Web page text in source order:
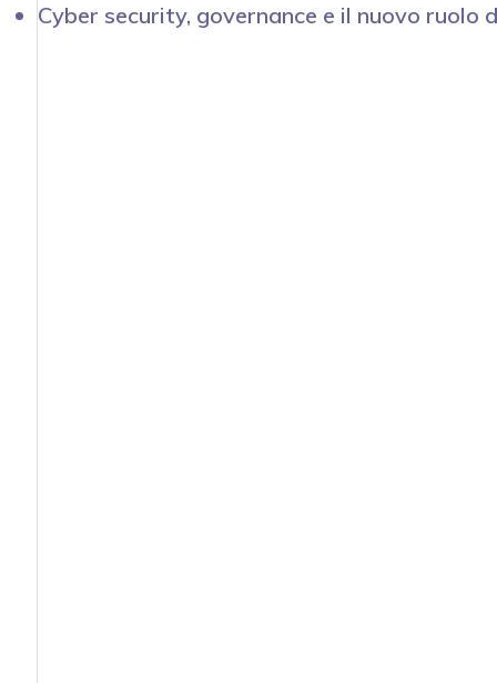
Cyber security, governance e il nuovo ruolo